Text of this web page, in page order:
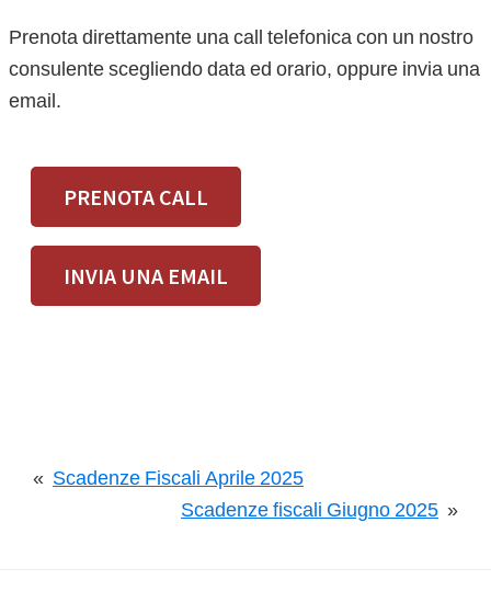
Prenota direttamente una call telefonica con un nostro
consulente scegliendo data ed orario, oppure invia una
email.
PRENOTA CALL
INVIA UNA EMAIL
« Scadenze Fiscali Aprile 2025
Scadenze fiscali Giugno 2025 »